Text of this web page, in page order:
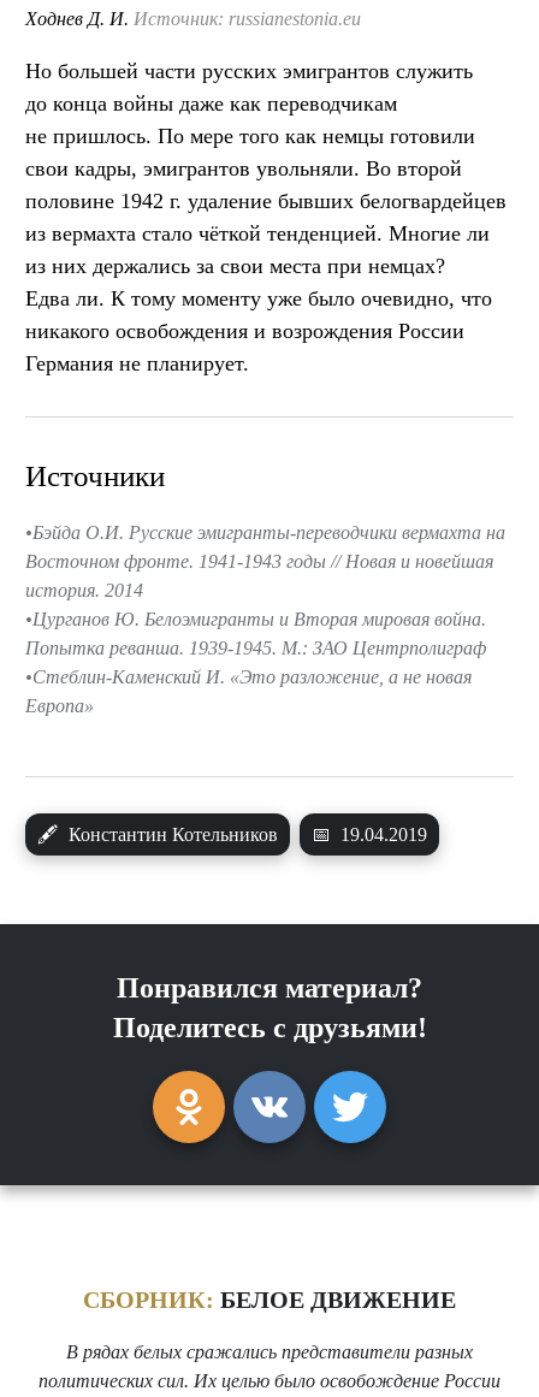
Ходнев Д. И. Источник: russianestonia.eu
Но большей части русских эмигрантов служить
до конца войны даже как переводчикам
не пришлось. По мере того как немцы готовили
свои кадры, эмигрантов увольняли. Во второй
половине 1942 г. удаление бывших белогвардейцев
из вермахта стало чёткой тенденцией. Многие ли
из них держались за свои места при немцах?
Едва ли. К тому моменту уже было очевидно, что
никакого освобождения и возрождения России
Германия не планирует.
🖋 Константин Котельников 📅 19.04.2019
Источники
Бэйда О.И. Русские эмигранты-переводчики вермахта на
Восточном фронте. 1941-1943 годы // Новая и новейшая
история. 2014
Цурганов Ю. Белоэмигранты и Вторая мировая война.
Попытка реванша. 1939-1945. М.: ЗАО Центрполиграф
Стеблин-Каменский И. «Это разложение, а не новая
Европа»
Понравился материал?
Поделитесь с друзьями!
СБОРНИК: БЕЛОЕ ДВИЖЕНИЕ
В рядах белых сражались представители разных
политических сил. Их целью было освобождение России